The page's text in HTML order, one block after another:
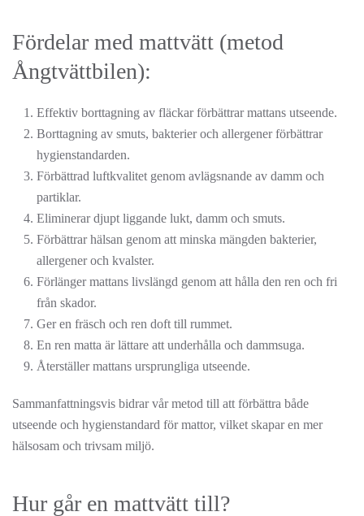
Fördelar med mattvätt (metod
Ångtvättbilen):
Effektiv borttagning av fläckar förbättrar mattans utseende.
Borttagning av smuts, bakterier och allergener förbättrar
hygienstandarden.
Förbättrad luftkvalitet genom avlägsnande av damm och
partiklar.
Eliminerar djupt liggande lukt, damm och smuts.
Förbättrar hälsan genom att minska mängden bakterier,
allergener och kvalster.
Förlänger mattans livslängd genom att hålla den ren och fri
från skador.
Ger en fräsch och ren doft till rummet.
En ren matta är lättare att underhålla och dammsuga.
Återställer mattans ursprungliga utseende.
Sammanfattningsvis bidrar vår metod till att förbättra både
utseende och hygienstandard för mattor, vilket skapar en mer
hälsosam och trivsam miljö.
Hur går en mattvätt till?